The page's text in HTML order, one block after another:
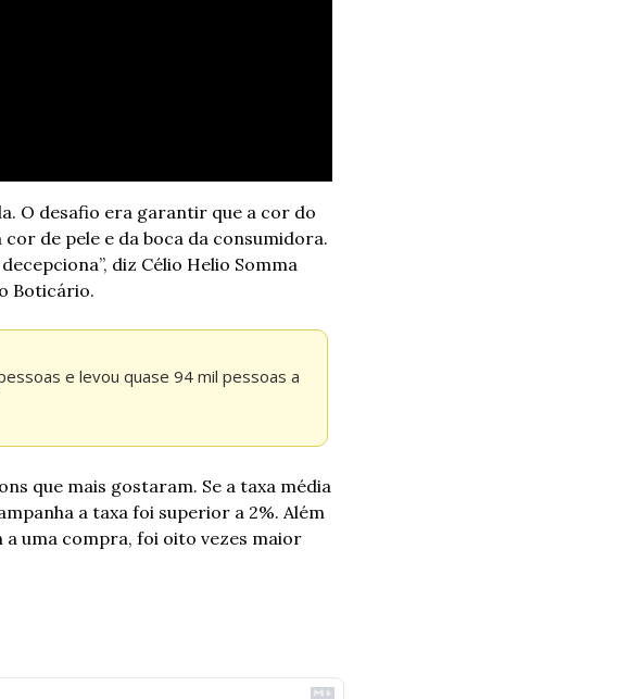
O desafio era garantir que a cor do
de pele e da boca da consumidora.
diz Célio Helio Somma
Boticário.
e levou quase 94 mil pessoas a
que mais gostaram. Se a taxa média
a taxa foi superior a 2%. Além
a uma compra, foi oito vezes maior